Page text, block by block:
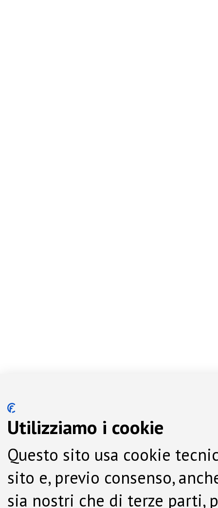
Utilizziamo i cookie
Questo sito usa cookie
sito e, previo consenso,
sia nostri che di terze parti,